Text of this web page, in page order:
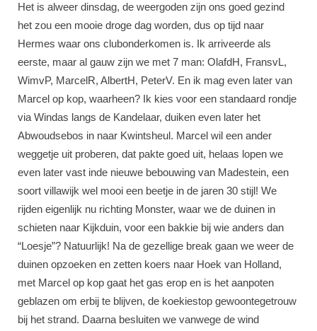
Het is alweer dinsdag, de weergoden zijn ons goed gezind
het zou een mooie droge dag worden, dus op tijd naar
Hermes waar ons clubonderkomen is. Ik arriveerde als
eerste, maar al gauw zijn we met 7 man: OlafdH, FransvL,
WimvP, MarcelR, AlbertH, PeterV. En ik mag even later van
Marcel op kop, waarheen? Ik kies voor een standaard rondje
via Windas langs de Kandelaar, duiken even later het
Abwoudsebos in naar Kwintsheul. Marcel wil een ander
weggetje uit proberen, dat pakte goed uit, helaas lopen we
even later vast inde nieuwe bebouwing van Madestein, een
soort villawijk wel mooi een beetje in de jaren 30 stijl! We
rijden eigenlijk nu richting Monster, waar we de duinen in
schieten naar Kijkduin, voor een bakkie bij wie anders dan
“Loesje”? Natuurlijk! Na de gezellige break gaan we weer de
duinen opzoeken en zetten koers naar Hoek van Holland,
met Marcel op kop gaat het gas erop en is het aanpoten
geblazen om erbij te blijven, de koekiestop gewoontegetrouw
bij het strand. Daarna besluiten we vanwege de wind